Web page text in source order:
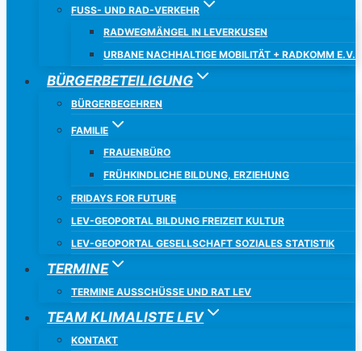
FUSS- UND RAD-VERKEHR
RADWEGMÄNGEL IN LEVERKUSEN
URBANE NACHHALTIGE MOBILITÄT + RADKOMM E.V.
BÜRGERBETEILIGUNG
BÜRGERBEGEHREN
FAMILIE
FRAUENBÜRO
FRÜHKINDLICHE BILDUNG, ERZIEHUNG
FRIDAYS FOR FUTURE
LEV-GEOPORTAL BILDUNG FREIZEIT KULTUR
LEV-GEOPORTAL GESELLSCHAFT SOZIALES STATISTIK
TERMINE
TERMINE AUSSCHÜSSE UND RAT LEV
TEAM KLIMALISTE LEV
KONTAKT